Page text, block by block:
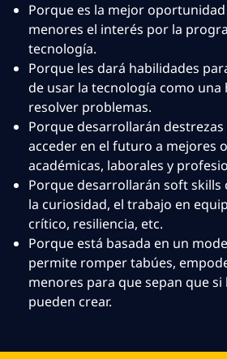
Porque es la mejor
menores el interés por la
tecnología.
Porque les dará habilidades
de usar la tecnología como
resolver problemas.
Porque desarrollarán
acceder en el futuro a mejores
académicas, laborales y
Porque desarrollarán soft skills
la curiosidad, el trabajo en
crítico, resiliencia, etc.
Porque está basada en un
permite romper tabúes,
menores para que sepan que si
pueden crear.